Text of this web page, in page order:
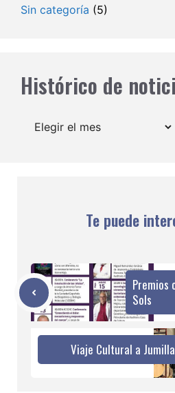
Sin categoría (5)
Histórico de
Archivos
Te puede
Premios
Sols
Viaje Cultural a Jumilla